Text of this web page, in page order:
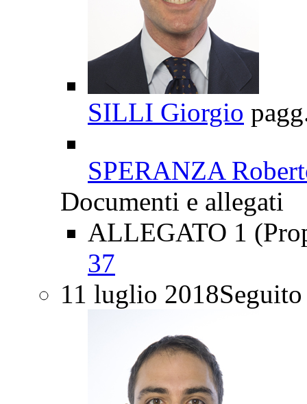
SILLI Giorgio
SPERANZA
Documenti e allegati
ALLEGATO 1
37
11 luglio 2018